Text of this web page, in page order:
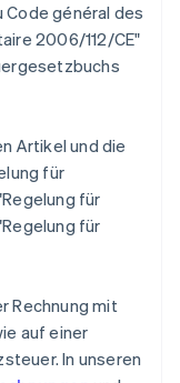
général des
2006/112/CE"
Artikel und die
für
für
für
Rechnung mit
auf einer
In unseren